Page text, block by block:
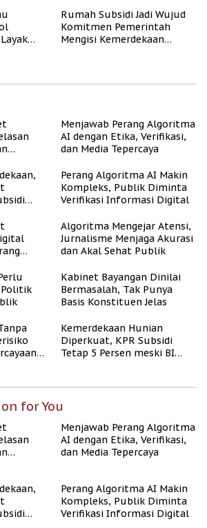
Rumah Subsidi Jadi Wujud
Komitmen Pemerintah
Mengisi Kemerdekaan
Menjawab Perang Algoritma
AI dengan Etika, Verifikasi,
dan Media Tepercaya
Perang Algoritma AI Makin
Kompleks, Publik Diminta
Verifikasi Informasi Digital
Algoritma Mengejar Atensi,
Jurnalisme Menjaga Akurasi
dan Akal Sehat Publik
Politik
Kabinet Bayangan Dinilai
Bermasalah, Tak Punya
Basis Konstituen Jelas
Kemerdekaan Hunian
Diperkuat, KPR Subsidi
Tetap 5 Persen meski BI
for You
Menjawab Perang Algoritma
AI dengan Etika, Verifikasi,
dan Media Tepercaya
Perang Algoritma AI Makin
Kompleks, Publik Diminta
Verifikasi Informasi Digital